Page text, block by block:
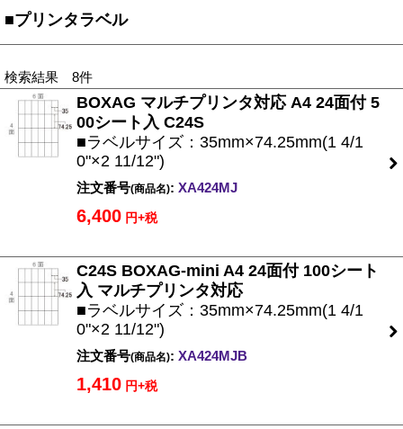
■プリンタラベル
検索結果 8件
BOXAG マルチプリンタ対応 A4 24面付 5
00シート入 C24S
■ラベルサイズ：35mm×74.25mm(1 4/1
0"×2 11/12")
注文番号(商品名): XA424MJ
6,400 円+税
C24S BOXAG-mini A4 24面付 100シート
入 マルチプリンタ対応
■ラベルサイズ：35mm×74.25mm(1 4/1
0"×2 11/12")
注文番号(商品名): XA424MJB
1,410 円+税